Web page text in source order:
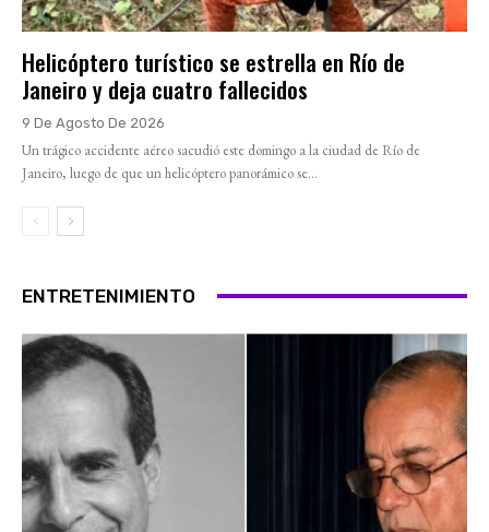
Helicóptero turístico se estrella en Río de
Janeiro y deja cuatro fallecidos
9 De Agosto De 2026
Un trágico accidente aéreo sacudió este domingo a la ciudad de Río de
Janeiro, luego de que un helicóptero panorámico se...
ENTRETENIMIENTO